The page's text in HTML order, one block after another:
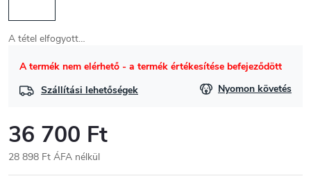
A tétel elfogyott…
A termék nem elérhető - a termék értékesítése befejeződött
Szállítási lehetőségek
Nyomon követés
36 700 Ft
28 898 Ft ÁFA nélkül